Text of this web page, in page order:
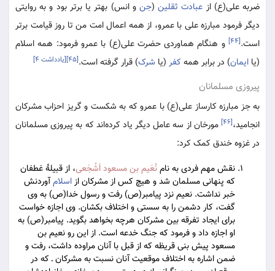
ضربه علی(ع) از عبادت ثقلین(جن و انس) بهتر یا برتر بود و به روایتی
دیگر فرمود مبارزه علی با عمرو، از همه اعمال امت من تا روز قیامت برتر
است.[۴۴]
و هنگام هماوردی حضرت علی(ع) با عمرو فرمود: همه اسلام
(یا ایمان) در برابر همه کفر (یا شرک) قرار گرفته است.[۴۵] [یادداشت ۴]
پیروزی مسلمانان
به جز مبارزه کارساز علی(ع) با عمرو که به شکست و گریز احزاب مشرکان
انجامید،[۴۶]
مورخان از سه عامل دیگر یاد کرده‌اند که به پیروزی مسلمانان
در غزوه خندق کمک کرد:
نقش مهم فردی به نامنُعَیم بن مسعود اَشْجَعی، از قبیلۀ غطفان
که پنهانی مسلمان شد و هیچ کس از مشرکان ازاسلامآوردنش
خبر نداشت. نعیم نزد پیامبر(ص) رفت و رسول خدا(ص) به وی
گفت، کار دشمن را به سستی و اختلاف بکشان. وی اجازه خواست
برای ایجاد تفرقه بین مشرکان هرچه بخواهد بگوید. پیامبر(ص) به
او اجازه داد و فرمود که جنگ خدعه است. از این رو نعیم بن
مسعود پیش بنی قریظه که از قبل با آنان مراوده داشت، رفت و
ضمن اشاره به اختلاف موقعیت آنان نسبت به مشرکان ـ که در